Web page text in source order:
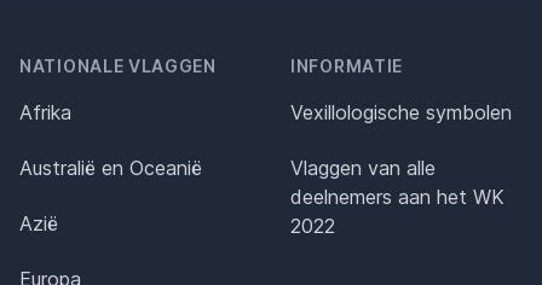
NATIONALE VLAGGEN
Afrika
Australië en Oceanië
Azië
Europa
INFORMATIE
Vexillologische symbolen
Vlaggen van alle
deelnemers aan het WK
2022